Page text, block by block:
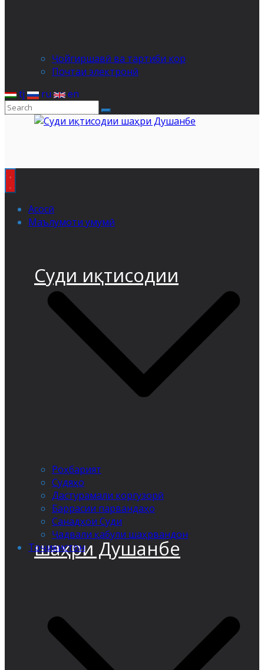
Ҷойгиршавӣ ва тартиби кор
Почтаи электронӣ
tj
ru en
Суди иқтисодии
шаҳри Душанбе
Асосӣ
Маълумоти умумӣ
Роҳбарият
Судяҳо
Дастурамали коргузорӣ
Баррасии парвандаҳо
Санадҳои Суди
Ҷадвали қабули шаҳрвандон
Тоҷикистон